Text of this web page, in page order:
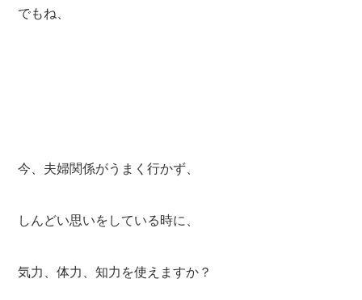
でもね、
今、夫婦関係がうまく行かず、
しんどい思いをしている時に、
気力、体力、知力を使えますか？